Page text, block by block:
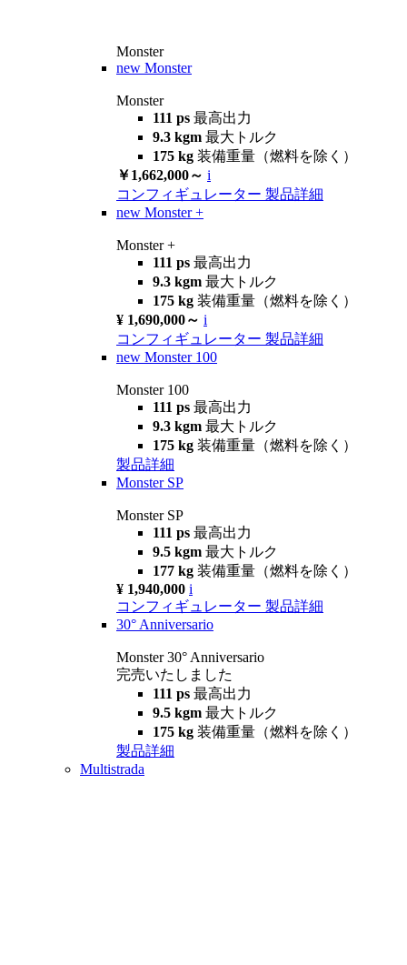
Monster
new Monster
Monster
111 ps 最高出力
9.3 kgm 最大トルク
175 kg 装備重量（燃料を除く）
￥1,662,000～ i
コンフィギュレーター 製品詳細
new Monster +
Monster +
111 ps 最高出力
9.3 kgm 最大トルク
175 kg 装備重量（燃料を除く）
¥ 1,690,000～ i
コンフィギュレーター 製品詳細
new Monster 100
Monster 100
111 ps 最高出力
9.3 kgm 最大トルク
175 kg 装備重量（燃料を除く）
製品詳細
Monster SP
Monster SP
111 ps 最高出力
9.5 kgm 最大トルク
177 kg 装備重量（燃料を除く）
¥ 1,940,000 i
コンフィギュレーター 製品詳細
30° Anniversario
Monster 30° Anniversario
完売いたしました
111 ps 最高出力
9.5 kgm 最大トルク
175 kg 装備重量（燃料を除く）
製品詳細
Multistrada